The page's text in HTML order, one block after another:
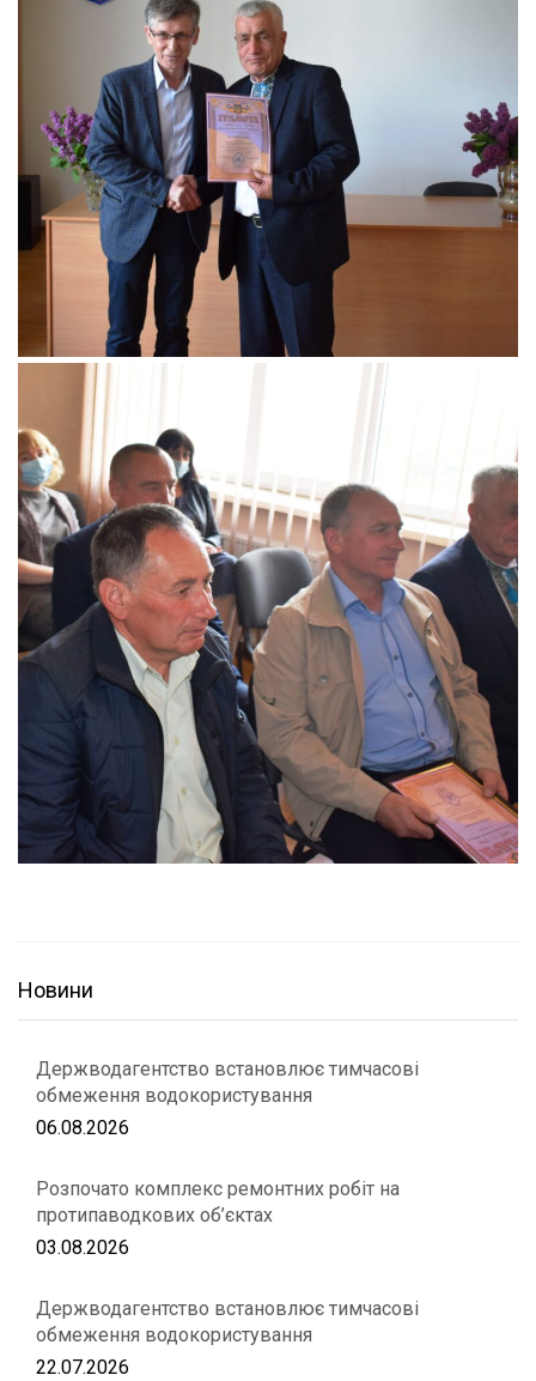
Новини
Держводагентство встановлює тимчасові
обмеження водокористування
06.08.2026
Розпочато комплекс ремонтних робіт на
протипаводкових об’єктах
03.08.2026
Держводагентство встановлює тимчасові
обмеження водокористування
22.07.2026